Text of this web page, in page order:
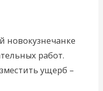
новокузнечанке
работ.
ущерб –